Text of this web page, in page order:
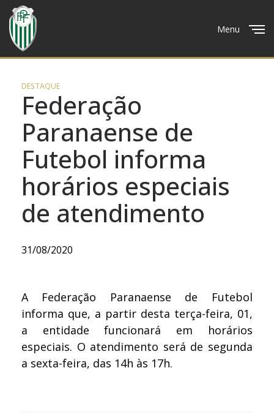
Menu
DESTAQUE
Federação
Paranaense de
Futebol informa
horários especiais
de atendimento
31/08/2020
A Federação Paranaense de Futebol
informa que, a partir desta terça-feira, 01,
a entidade funcionará em horários
especiais. O atendimento será de segunda
a sexta-feira, das 14h às 17h.